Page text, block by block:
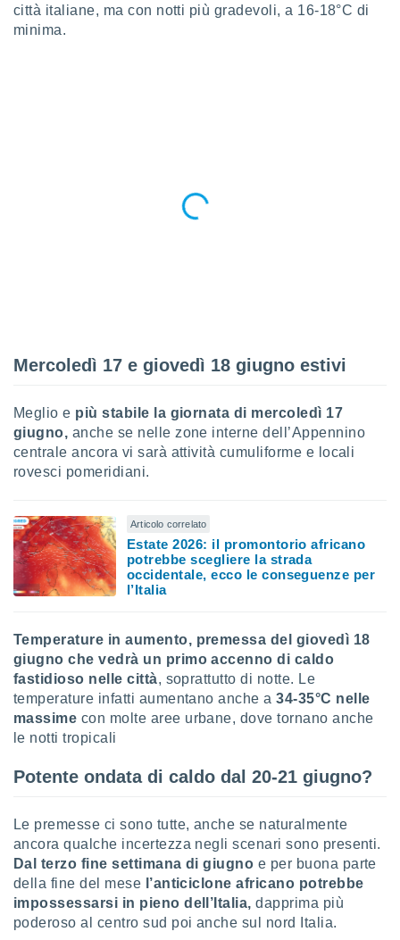
e
nostri
città italiane, ma con notti più gradevoli, a 16-18°C di
minima.
Mercoledì 17 e giovedì 18 giugno estivi
Meglio e più stabile la giornata di mercoledì 17
giugno, anche se nelle zone interne dell’Appennino
centrale ancora vi sarà attività cumuliforme e locali
rovesci pomeridiani.
Articolo correlato
Estate 2026: il promontorio africano
potrebbe scegliere la strada
occidentale, ecco le conseguenze per
l’Italia
Temperature in aumento, premessa del giovedì 18
giugno che vedrà un primo accenno di caldo
fastidioso nelle città, soprattutto di notte. Le
temperature infatti aumentano anche a34-35°C nelle
massime con molte aree urbane, dove tornano anche
le notti tropicali
Potente ondata di caldo dal 20-21 giugno?
Le premesse ci sono tutte, anche se naturalmente
ancora qualche incertezza negli scenari sono presenti.
Dal terzo fine settimana di giugno e per buona parte
della fine del mese l’anticiclone africano potrebbe
impossessarsi in pieno dell’Italia, dapprima più
poderoso al centro sud poi anche sul nord Italia.